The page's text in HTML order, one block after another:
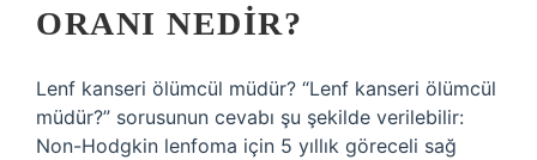
ORANI NEDIR?
Lenf kanseri ölümcül müdür? “Lenf kanseri ölümcül
müdür?” sorusunun cevabı şu şekilde verilebilir:
Non-Hodgkin lenfoma için 5 yıllık göreceli sağ